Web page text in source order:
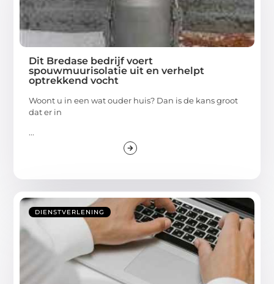
Dit Bredase bedrijf voert
spouwmuurisolatie uit en verhelpt
optrekkend vocht
Woont u in een wat ouder huis? Dan is de kans groot
dat er in
...
DIENSTVERLENING